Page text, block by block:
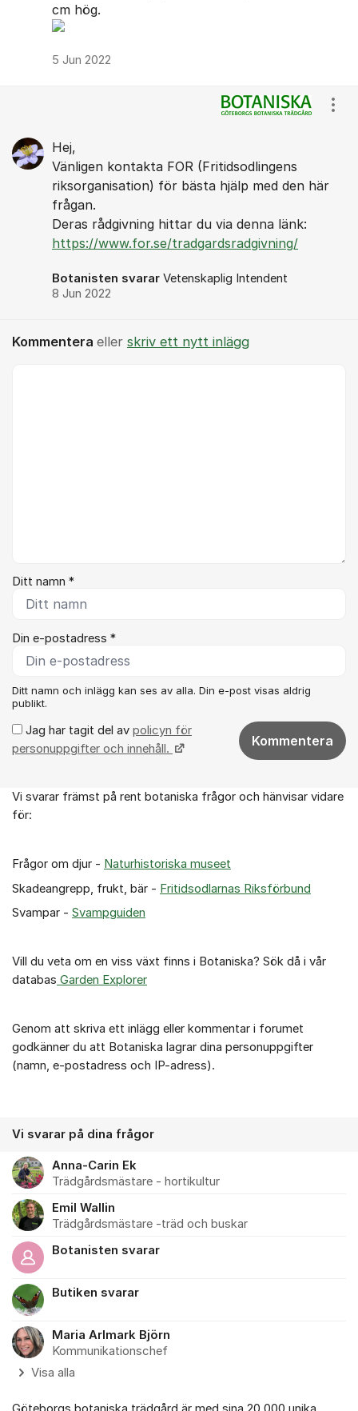
cm hög.
5 Jun 2022
Hej,
Vänligen kontakta FOR (Fritidsodlingens
riksorganisation) för bästa hjälp med den här
frågan.
Deras rådgivning hittar du via denna länk:
https://www.for.se/tradgardsradgivning/
Botanisten svarar Vetenskaplig Intendent
8 Jun 2022
Kommentera eller skriv ett nytt inlägg
Ditt namn *
Din e-postadress *
Ditt namn och inlägg kan ses av alla. Din e-post visas aldrig
publikt.
Jag har tagit del av policyn för
personuppgifter och innehåll.
Kommentera
Om forumet
Vi svarar främst på rent botaniska frågor och hänvisar vidare
för:
Frågor om djur - Naturhistoriska museet
Skadeangrepp, frukt, bär - Fritidsodlarnas Riksförbund
Svampar - Svampguiden
Vill du veta om en viss växt finns i Botaniska? Sök då i vår
databas Garden Explorer
Genom att skriva ett inlägg eller kommentar i forumet
godkänner du att Botaniska lagrar dina personuppgifter
(namn, e-postadress och IP-adress).
Vi svarar på dina frågor
Anna-Carin Ek
Trädgårdsmästare - hortikultur
Emil Wallin
Trädgårdsmästare -träd och buskar
Botanisten svarar
Butiken svarar
Maria Arlmark Björn
Kommunikationschef
Visa alla